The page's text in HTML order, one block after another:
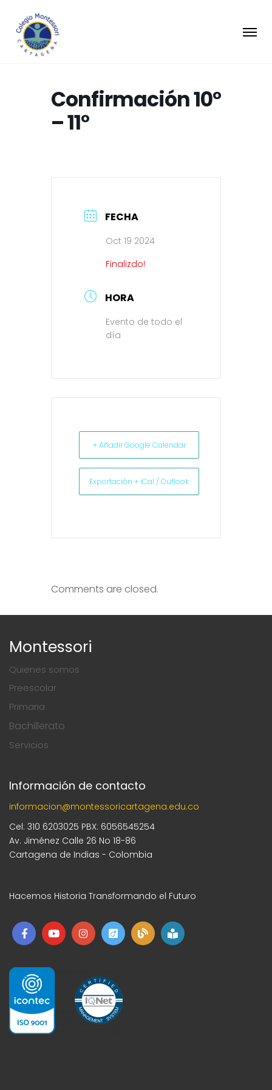
Confirmación 10°
– 11°
FECHA
Oct 19 2024
Finalizdo!
HORA
Evento de todo el
día
+ Añadir Google Calendar
Exportación + iCal / Outlook
Comments are closed.
Montessori
Quienes somos
Preescolar
Primaria
Bachillerato
Servicios
Información de contacto
informacion@montessoricartagena.edu.co
Cel: 310 6203025 PBX: 6056545254
Av. Jiménez Calle 26 No 18-86
Cartagena de Indias - Colombia
Hacemos Historia Transformando el Futuro